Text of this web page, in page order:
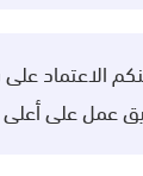
على
عمل على